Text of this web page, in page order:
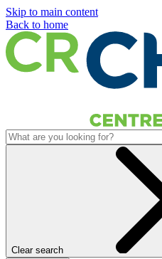
Skip to main content
Back to home
Clear search